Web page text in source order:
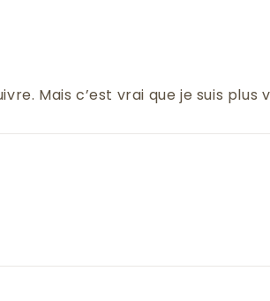
Mais c’est vrai que je suis plus